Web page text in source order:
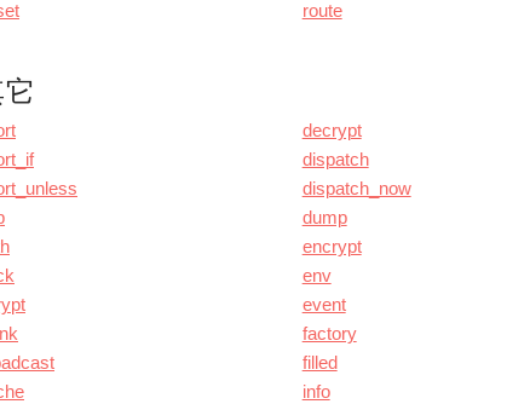
route
decrypt
dispatch
dispatch_now
dump
encrypt
env
event
factory
filled
info